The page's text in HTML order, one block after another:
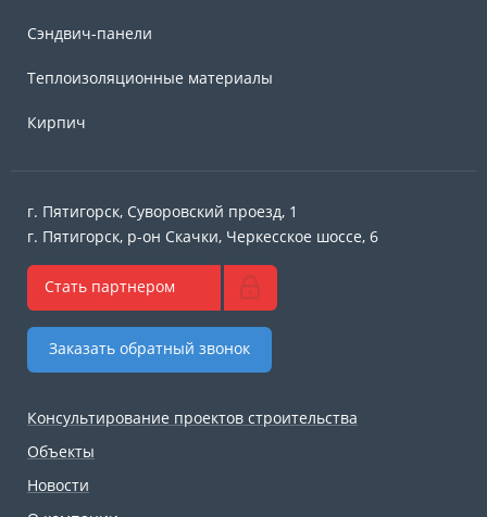
Сэндвич-панели
Теплоизоляционные материалы
Кирпич
г. Пятигорск, Суворовский проезд, 1
г. Пятигорск, р-он Скачки, Черкесское шоссе, 6
Стать партнером
Заказать обратный звонок
Консультирование проектов строительства
Объекты
Новости